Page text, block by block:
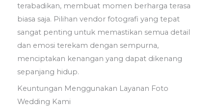
terabadikan, membuat momen berharga terasa
biasa saja. Pilihan vendor fotografi yang tepat
sangat penting untuk memastikan semua detail
dan emosi terekam dengan sempurna,
menciptakan kenangan yang dapat dikenang
sepanjang hidup.
Keuntungan Menggunakan Layanan Foto
Wedding Kami